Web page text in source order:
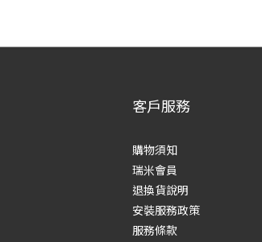
客戶服務
購物須知
瑞米會員
退換貨說明
安裝服務政策
服務條款